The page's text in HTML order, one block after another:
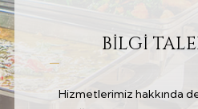
BİLGİ
Hizmetlerimiz hakkında